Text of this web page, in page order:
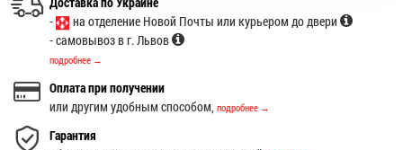
-
на отделение Новой Почты или курьером до двери
- самовывоз в г. Львов
подробнее →
Оплата при получении
или другим удобным способом, подробнее →
Гарантия